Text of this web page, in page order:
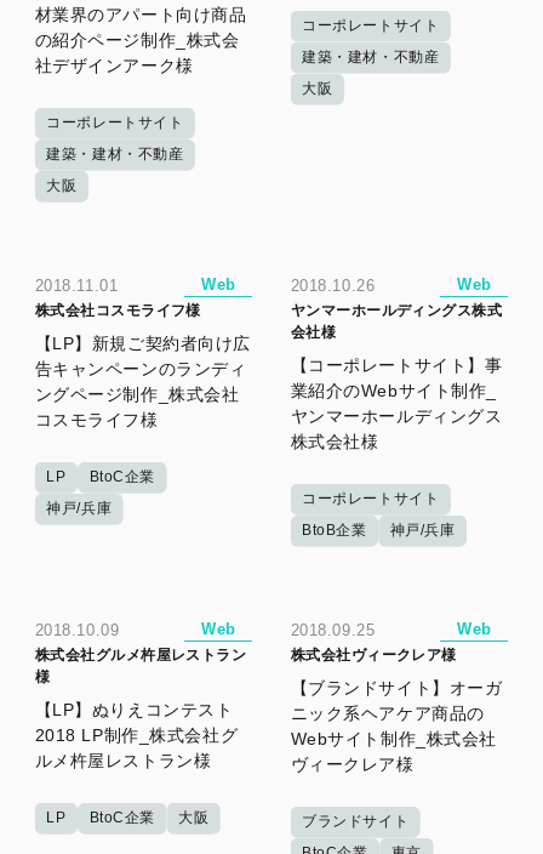
材業界のアパート向け商品
の紹介ページ制作_株式会
社デザインアーク様
コーポレートサイト
建築・建材・不動産
大阪
コーポレートサイト
建築・建材・不動産
大阪
2018.11.01 Web
株式会社コスモライフ様
【LP】新規ご契約者向け広
告キャンペーンのランディ
ングページ制作_株式会社
コスモライフ様
LP
BtoC企業
神戸/兵庫
2018.10.26 Web
​ヤンマーホールディングス株式
会社様
【コーポレートサイト】事
業紹介のWebサイト制作​_
ヤンマーホールディングス
株式会社様
コーポレートサイト
BtoB企業
神戸/兵庫
2018.10.09 Web
株式会社グルメ杵屋レストラン
様
【LP】ぬりえコンテスト
2018 LP制作_株式会社グ
ルメ杵屋レストラン様
LP BtoC企業 大阪
2018.09.25 Web
株式会社ヴィークレア様
【ブランドサイト】オーガ
ニック系ヘアケア商品の
Webサイト制作_株式会社
ヴィークレア様
ブランドサイト